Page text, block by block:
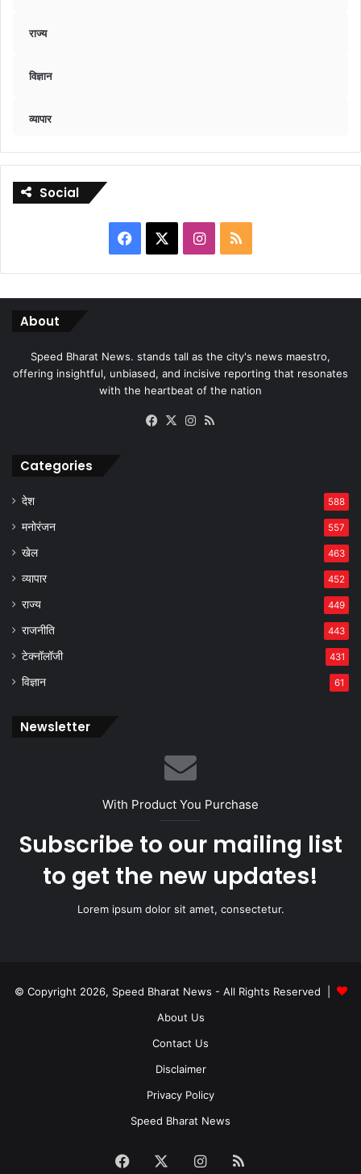
राज्य
विज्ञान
व्यापार
Social
Facebook Instagram
RSS
About
Speed Bharat News. stands tall as the city's news maestro,
offering insightful, unbiased, and incisive reporting that resonates
with the heartbeat of the nation
Facebook
X Instagram
Categories
देश 588
मनोरंजन 557
खेल 463
व्यापार 452
राज्य 449
राजनीति 443
टेक्नॉलॉजी 431
विज्ञान 61
Newsletter
With Product You Purchase
Subscribe to our mailing list
to get the new updates!
Lorem ipsum dolor sit amet, consectetur.
© Copyright 2026, Speed Bharat News - All Rights Reserved |
About Us
Contact Us
Disclaimer
Privacy Policy
Speed Bharat News
Facebook Instagram
RSS